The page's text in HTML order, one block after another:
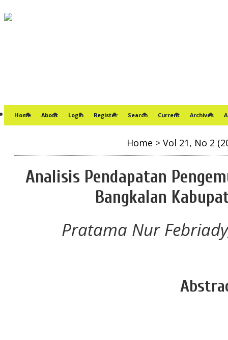
Home About Login Register Search Current Archives
Home > Vol 21, No 2
Analisis Pendapatan
Bangkalan
Pratama Nur